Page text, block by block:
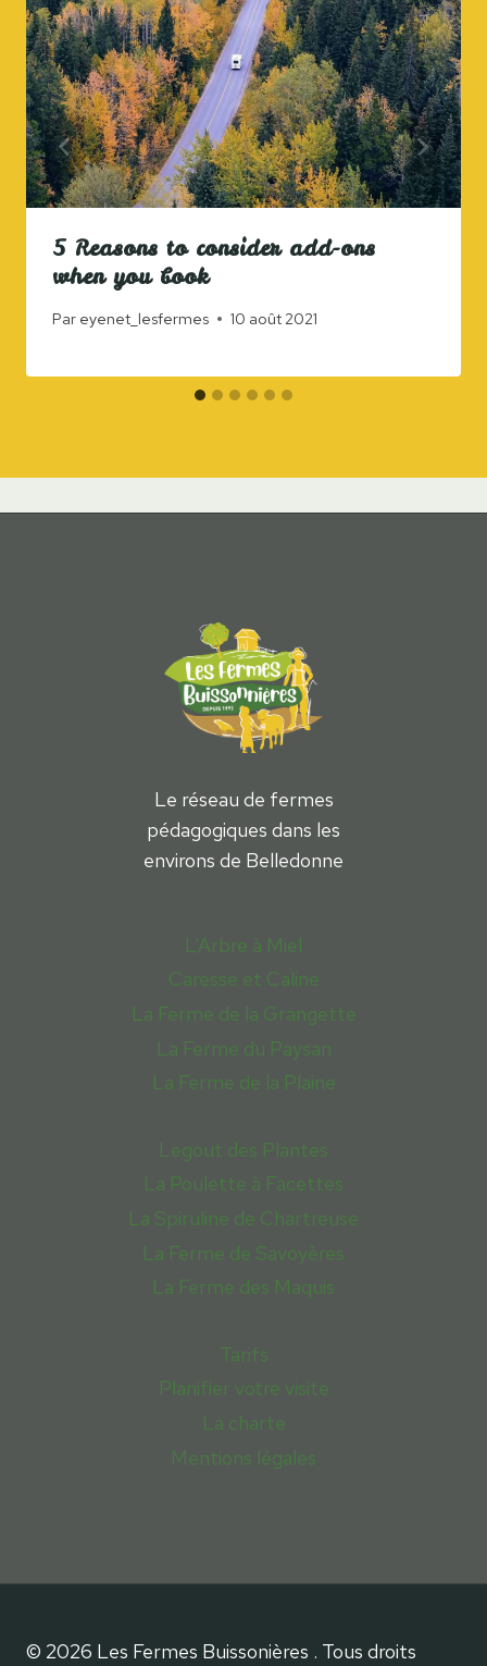
5 Reasons to consider add-ons
when you book
Par eyenet_lesfermes 10 août 2021
Le réseau de fermes
pédagogiques dans les
environs de Belledonne
L’Arbre à Miel
Caresse et Caline
La Ferme de la Grangette
La Ferme du Paysan
La Ferme de la Plaine
Legout des Plantes
La Poulette à Facettes
La Spiruline de Chartreuse
La Ferme de Savoyères
La Ferme des Maquis
Tarifs
Planifier votre visite
La charte
Mentions légales
© 2026 Les Fermes Buissonières . Tous droits